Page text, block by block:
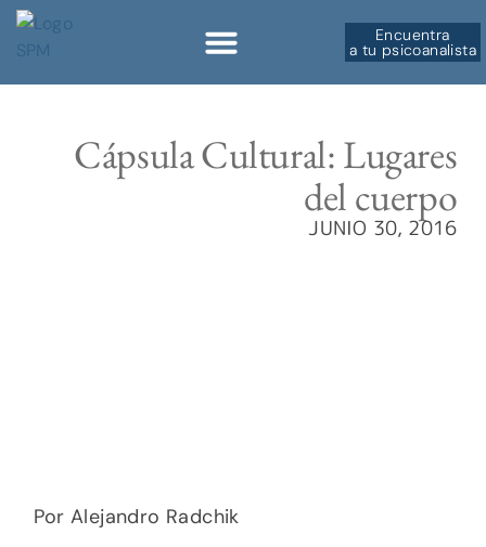
Encuentra
a tu psicoanalista
Cápsula Cultural: Lugares
del cuerpo
JUNIO 30, 2016
Por Alejandro Radchik